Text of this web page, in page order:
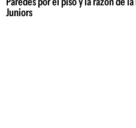
Juniors